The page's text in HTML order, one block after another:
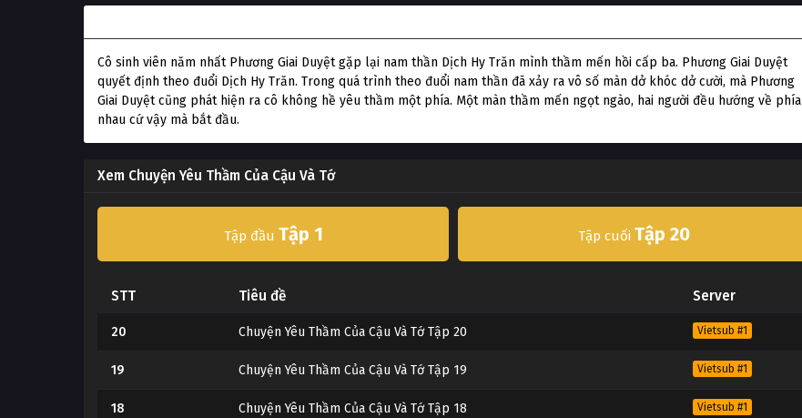
Cô sinh viên năm nhất Phương Giai Duyệt gặp lại nam thần Dịch Hy Trăn mình thầm mến hồi cấp ba. Phương Giai Duyệt
quyết định theo đuổi Dịch Hy Trăn. Trong quá trình theo đuổi nam thần đã xảy ra vô số màn dở khóc dở cười, mà Phương
Giai Duyệt cũng phát hiện ra cô không hề yêu thầm một phía. Một màn thầm mến ngọt ngào, hai người đều hướng về phía
nhau cứ vậy mà bắt đầu.
Xem Chuyện Yêu Thầm Của Cậu Và Tớ
Tập đầu Tập 1 Tập cuối Tập 20
STT Tiêu đề Server
20 Chuyện Yêu Thầm Của Cậu Và Tớ Tập 20 Vietsub #1
19 Chuyện Yêu Thầm Của Cậu Và Tớ Tập 19 Vietsub #1
18 Chuyện Yêu Thầm Của Cậu Và Tớ Tập 18 Vietsub #1